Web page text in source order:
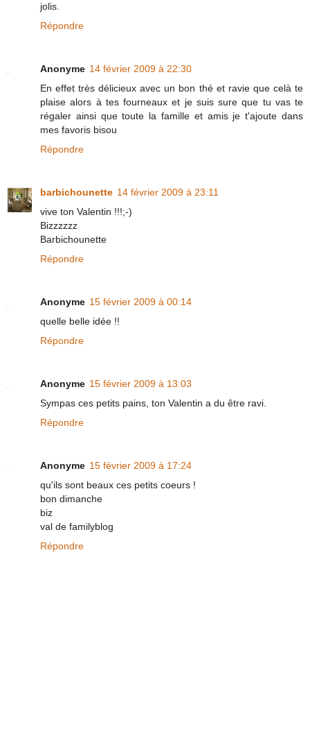
jolis.
Répondre
Anonyme 14 février 2009 à 22:30
En effet très délicieux avec un bon thé et ravie que celà te
plaise alors à tes fourneaux et je suis sure que tu vas te
régaler ainsi que toute la famille et amis je t'ajoute dans
mes favoris bisou
Répondre
barbichounette 14 février 2009 à 23:11
vive ton Valentin !!!;-)
Bizzzzzz
Barbichounette
Répondre
Anonyme 15 février 2009 à 00:14
quelle belle idée !!
Répondre
Anonyme 15 février 2009 à 13:03
Sympas ces petits pains, ton Valentin a du être ravi.
Répondre
Anonyme 15 février 2009 à 17:24
qu'ils sont beaux ces petits coeurs !
bon dimanche
biz
val de familyblog
Répondre